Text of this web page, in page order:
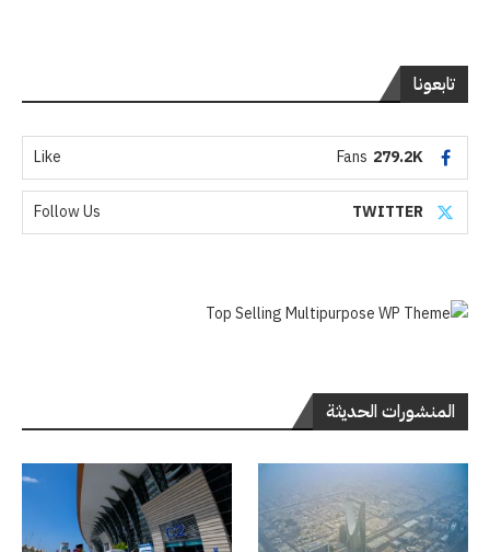
تابعونا
279.2K
Fans
Like
TWITTER
Follow Us
المنشورات الحديثة